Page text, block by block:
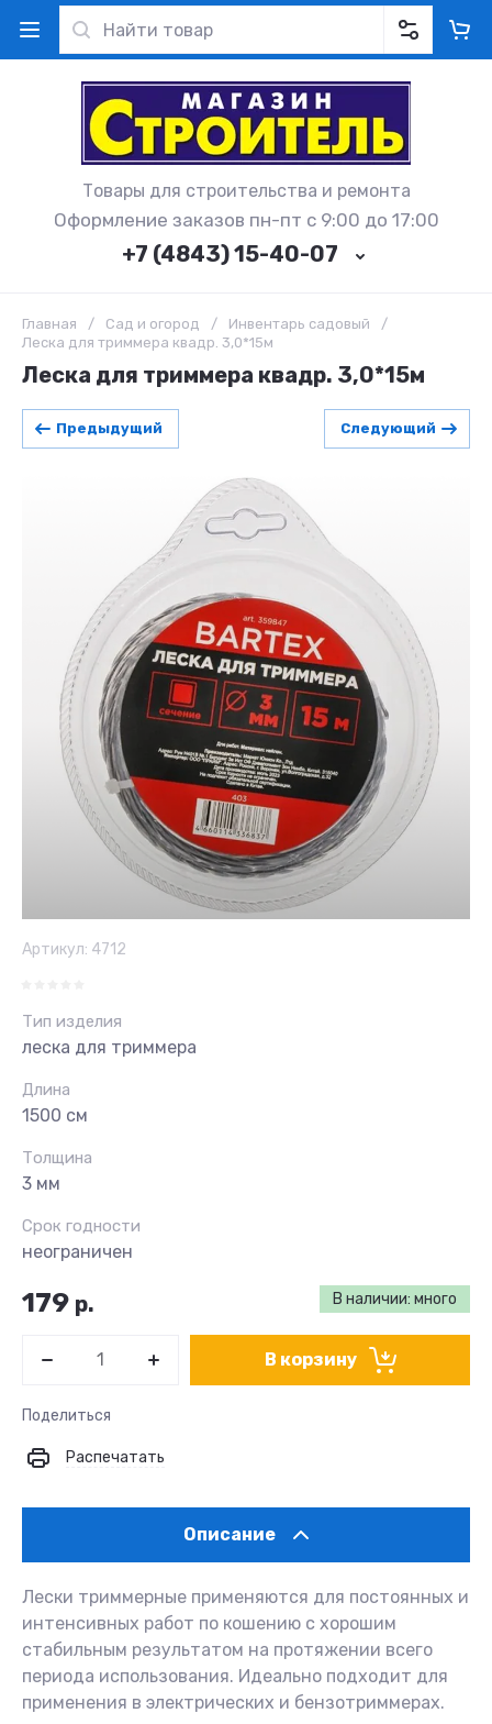
Товары для строительства и ремонта
Оформление заказов пн-пт с 9:00 до 17:00
+7 (4843) 15-40-07
Главная / Сад и огород / Инвентарь садовый
/
Леска для триммера квадр. 3,0*15м
Леска для триммера квадр. 3,0*15м
Предыдущий Следующий
Артикул: 4712
Тип изделия
леска для триммера
Длина
1500 см
Толщина
3 мм
Срок годности
неограничен
В наличии: много
179 р.
В корзину
Поделиться
Распечатать
Описание
Лески триммерные применяются для постоянных и
интенсивных работ по кошению с хорошим
стабильным результатом на протяжении всего
периода использования. Идеально подходит для
применения в электрических и бензотриммерах.